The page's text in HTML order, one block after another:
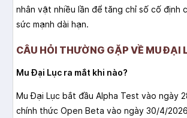
nhân vật nhiều lần để tăng chỉ số cố định
sức mạnh dài hạn.
CÂU HỎI THƯỜNG GẶP VỀ MU ĐẠI
Mu Đại Lục ra mắt khi nào?
Mu Đại Lục bắt đầu Alpha Test vào ngày
chính thức Open Beta vào ngày 30/4/